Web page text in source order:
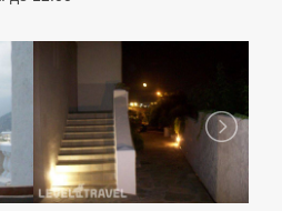
в Stalis Bay
Apartments
из разных городов: